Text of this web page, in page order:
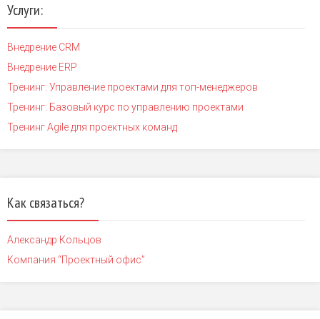
Услуги:
Внедрение CRM
Внедрение ERP
Тренинг: Управление проектами для топ-менеджеров
Тренинг: Базовый курс по управлению проектами
Тренинг Agile для проектных команд
Как связаться?
Александр Кольцов
Компания “Проектный офис”